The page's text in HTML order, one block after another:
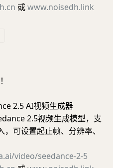
或www.noisedh.link
2.5 AI视频生成器
2.5视频生成模型，支
可设置起止帧、分辨率、
video/seedance-2-5